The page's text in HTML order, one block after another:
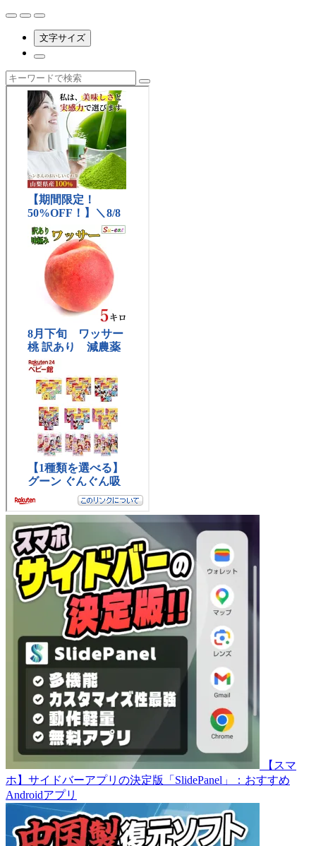
文字サイズ
【スマ
ホ】サイドバーアプリの決定版「SlidePanel」：おすすめ
Androidアプリ